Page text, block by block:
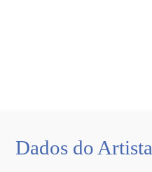
Dados do Artista